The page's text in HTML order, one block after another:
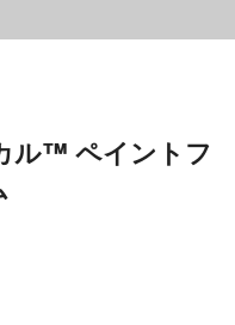
ル™ ペイントフ